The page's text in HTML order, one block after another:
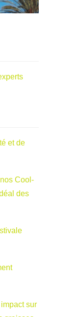
et de
Cool-
des
sur